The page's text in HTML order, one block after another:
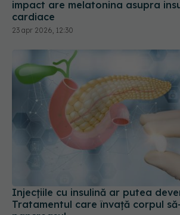
Injecțiile cu insulină ar putea
Tratamentul care învață corpul
08 iul 2026, 15:44